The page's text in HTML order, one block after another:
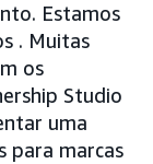
Estamos
. Muitas
os
Studio
uma
para marcas